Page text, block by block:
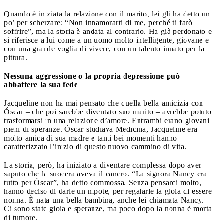
Quando è iniziata la relazione con il marito, lei gli ha detto un
po’ per scherzare: “Non innamorarti di me, perché ti farò
soffrire”, ma la storia è andata al contrario. Ha già perdonato e
si riferisce a lui come a un uomo molto intelligente, giovane e
con una grande voglia di vivere, con un talento innato per la
pittura.
Nessuna aggressione o la propria depressione può
abbattere la sua fede
Jacqueline non ha mai pensato che quella bella amicizia con
Óscar – che poi sarebbe diventato suo marito – avrebbe potuto
trasformarsi in una relazione d’amore. Entrambi erano giovani
pieni di speranze. Óscar studiava Medicina, Jacqueline era
molto amica di sua madre e tanti bei momenti hanno
caratterizzato l’inizio di questo nuovo cammino di vita.
La storia, però, ha iniziato a diventare complessa dopo aver
saputo che la suocera aveva il cancro. “La signora Nancy era
tutto per Óscar”, ha detto commossa. Senza pensarci molto,
hanno deciso di darle un nipote, per regalarle la gioia di essere
nonna. È nata una bella bambina, anche lei chiamata Nancy.
Ci sono state gioia e speranze, ma poco dopo la nonna è morta
di tumore.